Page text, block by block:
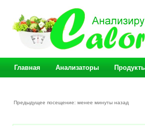
Главная Анализаторы
Предыдущее посещение: менее минуты назад